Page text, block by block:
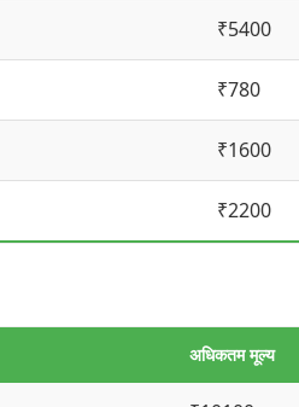
₹5400
₹780
₹1600
₹2200
अधिकतम मूल्य